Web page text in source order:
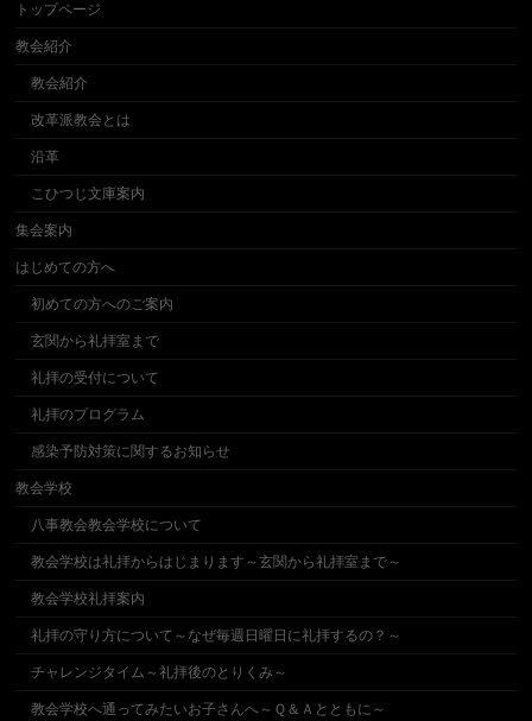
トップページ
教会紹介
教会紹介
改革派教会とは
沿革
こひつじ文庫案内
集会案内
はじめての方へ
初めての方へのご案内
玄関から礼拝室まで
礼拝の受付について
礼拝のプログラム
感染予防対策に関するお知らせ
教会学校
八事教会教会学校について
教会学校は礼拝からはじまります～玄関から礼拝室まで～
教会学校礼拝案内
礼拝の守り方について～なぜ毎週日曜日に礼拝するの？～
チャレンジタイム～礼拝後のとりくみ～
教会学校へ通ってみたいお子さんへ～Ｑ＆Ａとともに～